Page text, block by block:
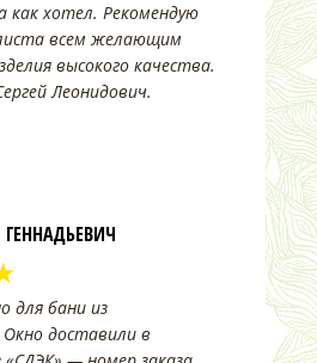
как хотел. Рекомендую
всем желающим
высокого качества.
Леонидович.
для бани из
доставили в